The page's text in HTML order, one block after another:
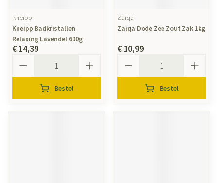
Kneipp
Kneipp Badkristallen
Relaxing Lavendel 600g
€ 14,39
Bestel
Zarqa
Zarqa Dode Zee Zout Zak 1kg
€ 10,99
Bestel